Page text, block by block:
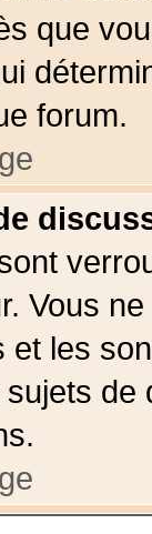
que
forum.
Vous
et les